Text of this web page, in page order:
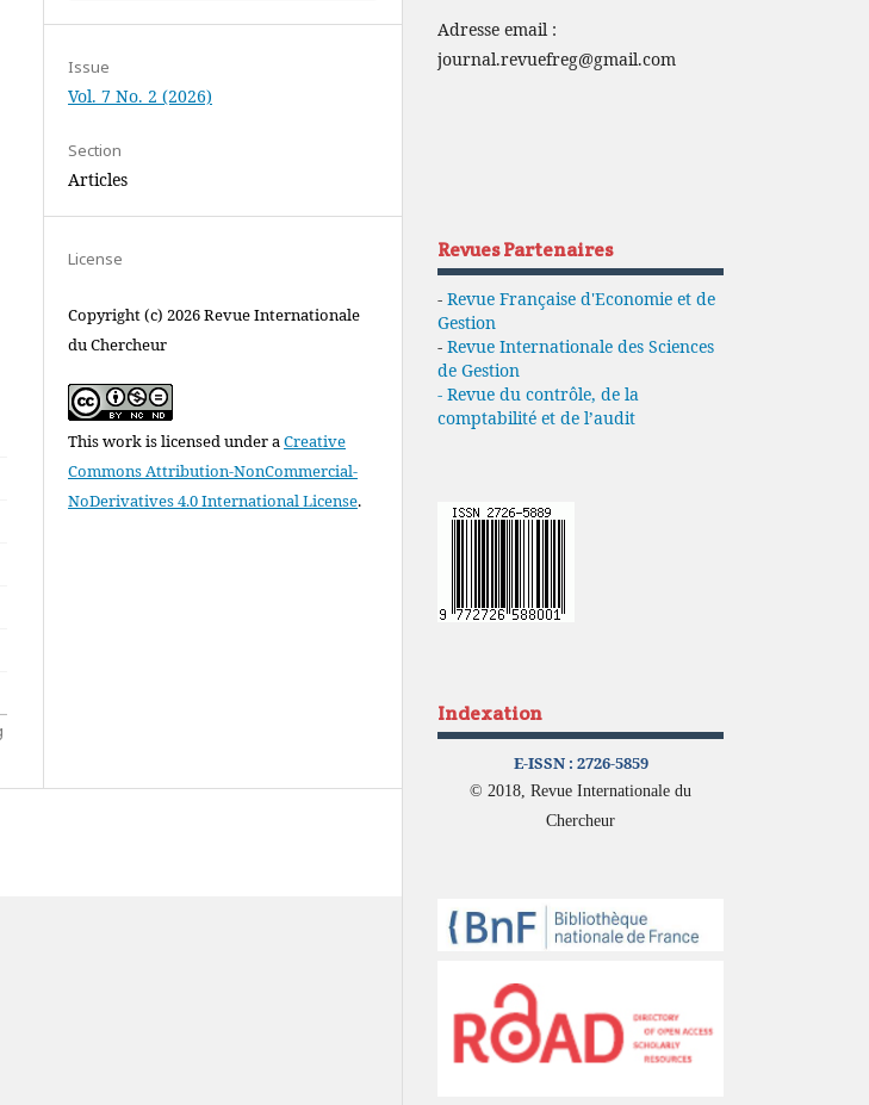
Issue
Vol. 7 No. 2 (2026)
Section
Articles
License
Copyright (c) 2026 Revue Internationale
du Chercheur
This work is licensed under aCreative
Commons Attribution-NonCommercial-
NoDerivatives 4.0 International License.
Adresse email :
journal.revuefreg@gmail.com
Revues Partenaires
- Revue Française d'Economie et de
Gestion
- Revue Internationale des Sciences
de Gestion
- Revue du contrôle, de la
comptabilité et de l’audit
Indexation
E-ISSN : 2726-5859
© 2018, Revue Internationale du
Chercheur